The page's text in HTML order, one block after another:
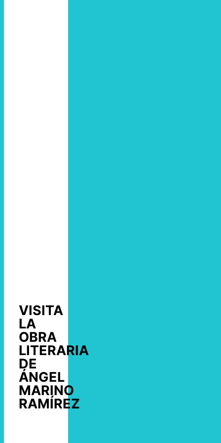
VISITA
LA
OBRA
LITERARIA
DE
ÁNGEL
MARINO
RAMÍREZ